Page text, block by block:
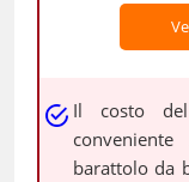
Il costo
barattolo da